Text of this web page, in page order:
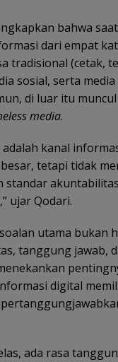
bahwa
dari empat
tradisional (cetak,
sosial, serta
di luar itu
media.
adalah kanal
tetapi tidak
standar
ujar Qodari.
utama bukan
tanggung jawab,
digital
ada rasa